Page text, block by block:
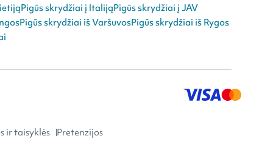
Pigūs skrydžiai į ItalijąPigūs skrydžiai į JAV
Pigūs skrydžiai iš VaršuvosPigūs skrydžiai iš Rygos
ir taisyklės Pretenzijos